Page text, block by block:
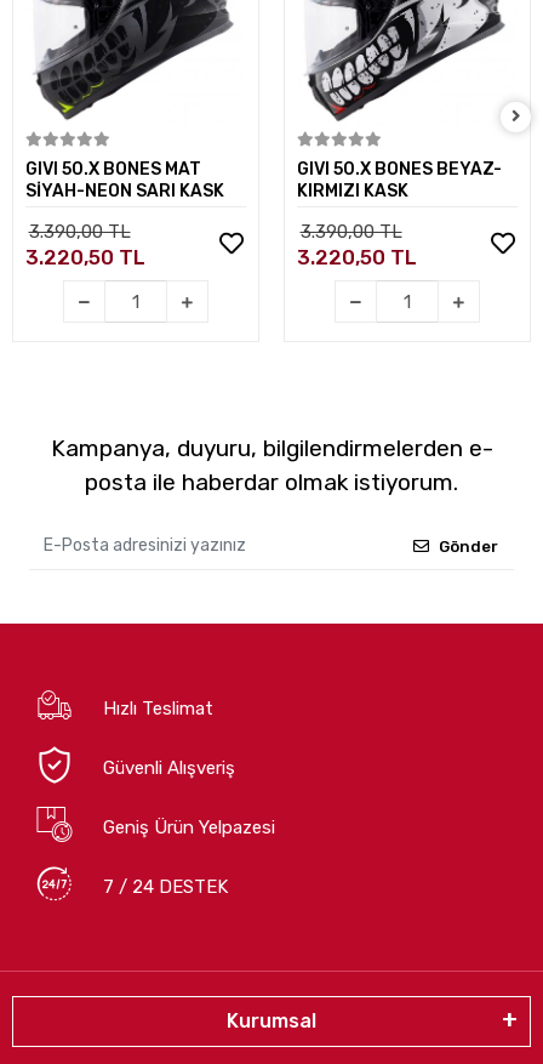
Sepete Ekle
GIVI 50.X BONES MAT
SİYAH-NEON SARI KASK
3.390,00 TL
3.220,50 TL
Sepete Ekle
GIVI 50.X BONES BEYAZ-
KIRMIZI KASK
3.390,00 TL
3.220,50 TL
Kampanya, duyuru, bilgilendirmelerden e-
posta ile haberdar olmak istiyorum.
Gönder
Hızlı Teslimat
Güvenli Alışveriş
Geniş Ürün Yelpazesi
7 / 24 DESTEK
Kurumsal